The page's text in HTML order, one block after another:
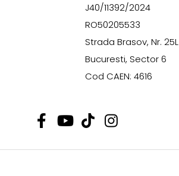
J40/11392/2024
RO50205533
Strada Brasov, Nr. 25L
Bucuresti, Sector 6
Cod CAEN: 4616